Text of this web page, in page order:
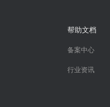
帮助文档
备案中心
行业资讯